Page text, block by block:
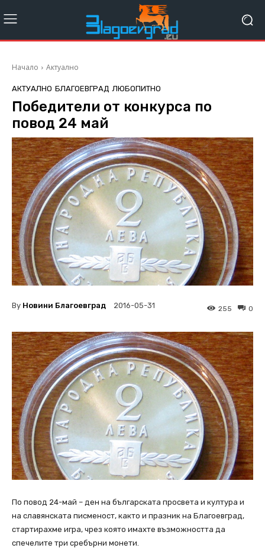
Начало Актуално
АКТУАЛНО БЛАГОЕВГРАД ЛЮБОПИТНО
Победители от конкурса по
повод 24 май
By Новини Благоевград 2016-05-31 0
255
По повод 24-май – ден на българската просвета и култура и
на славянската писменост, както и празник на Благоевград,
стартирахме игра, чрез която имахте възможността да
спечелите три сребърни монети.